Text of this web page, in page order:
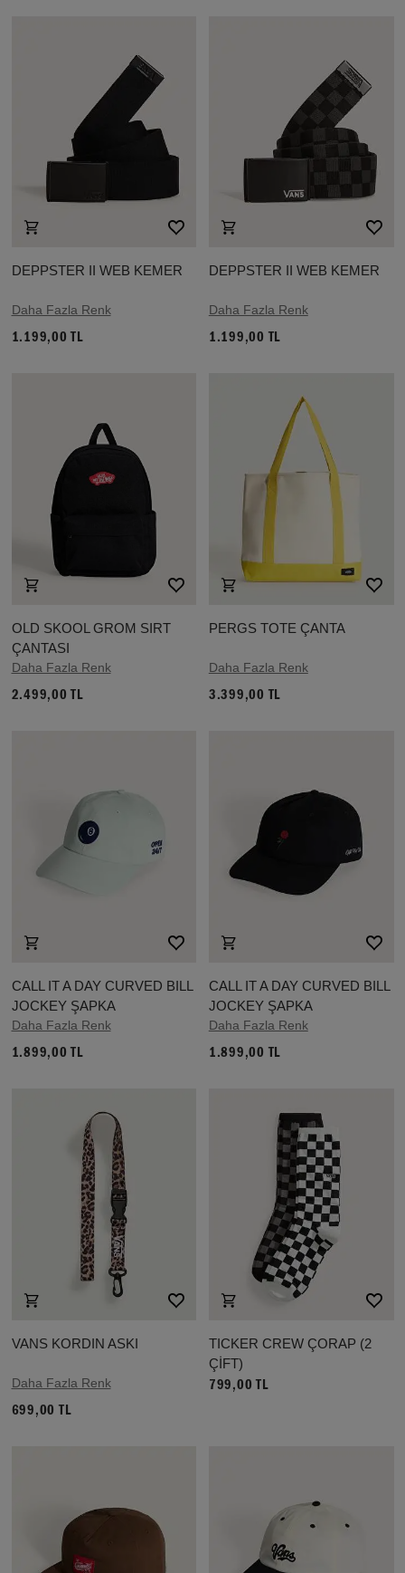
DEPPSTER II WEB KEMER
Daha Fazla Renk
1.199,00 TL
DEPPSTER II WEB KEMER
Daha Fazla Renk
1.199,00 TL
OLD SKOOL GROM SIRT
ÇANTASI
Daha Fazla Renk
2.499,00 TL
PERGS TOTE ÇANTA
Daha Fazla Renk
3.399,00 TL
CALL IT A DAY CURVED BILL
JOCKEY ŞAPKA
Daha Fazla Renk
1.899,00 TL
CALL IT A DAY CURVED BILL
JOCKEY ŞAPKA
Daha Fazla Renk
1.899,00 TL
VANS KORDIN ASKI
Daha Fazla Renk
699,00 TL
TICKER CREW ÇORAP (2
ÇİFT)
799,00 TL